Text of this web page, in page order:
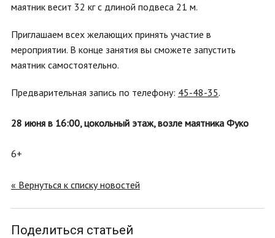
маятник весит 32 кг с длиной подвеса 21 м.
Приглашаем всех желающих принять участие в
мероприятии. В конце занятия вы сможете запустить
маятник самостоятельно.
Предварительная запись по телефону: 45-48-35.
28 июня в 16:00, цокольный этаж, возле маятника Фуко
6+
« Вернуться к списку новостей
Поделиться статьей